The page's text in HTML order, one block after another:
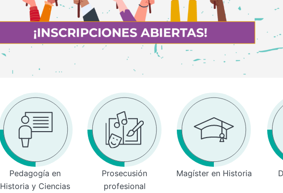
Pedagogía en
Historia y Ciencias
Prosecusión
profesional
Magíster en Historia